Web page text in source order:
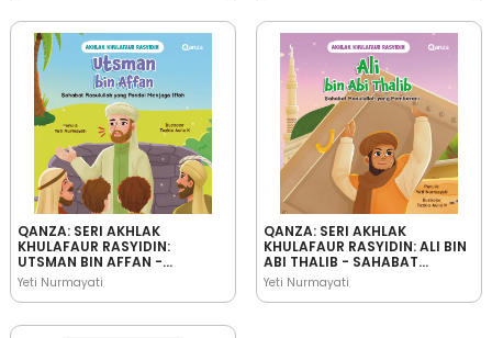
QANZA: SERI AKHLAK
KHULAFAUR RASYIDIN:
UTSMAN BIN AFFAN -
SAHABAT RASULULLAH YANG
PANDAI MENJAGA IFFAH
Yeti Nurmayati
QANZA: SERI AKHLAK
KHULAFAUR RASYIDIN: ALI BIN
ABI THALIB - SAHABAT
RASULULLAH YANG
PEMBERANI
Yeti Nurmayati